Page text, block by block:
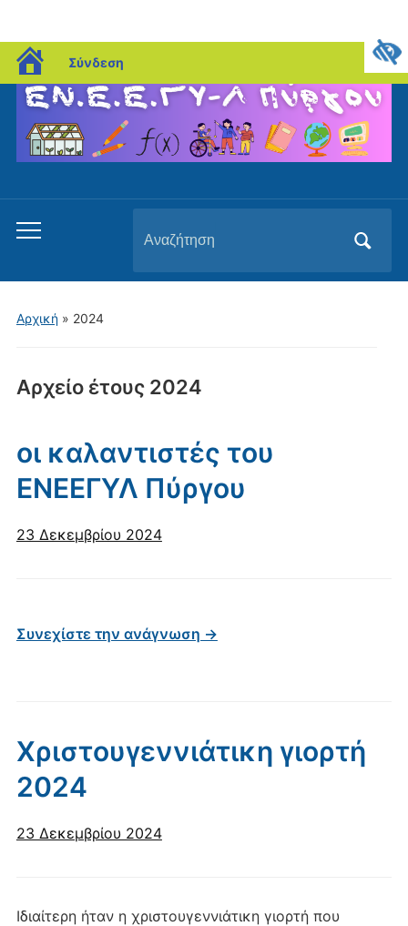
blogs.sch.gr
Σύνδεση
Εναλλαγή
μενού
για
για:
Αρχική» 2024
Αρχείο έτους 2024
οι καλαντιστές του
ΕΝΕΕΓΥΛ Πύργου
23 Δεκεμβρίου 2024
Συνεχίστε την ανάγνωση →
Χριστουγεννιάτικη γιορτή
2024
23 Δεκεμβρίου 2024
Ιδιαίτερη ήταν η χριστουγεννιάτικη γιορτή που